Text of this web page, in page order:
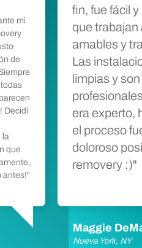
mi
de
Decidí
la
que
antes!"
fin, fue fácil
que trabajan
amables y
Las
limpias y son
era experto,
el proceso
doloroso
removery :)"
Maggie
Nueva York, NY